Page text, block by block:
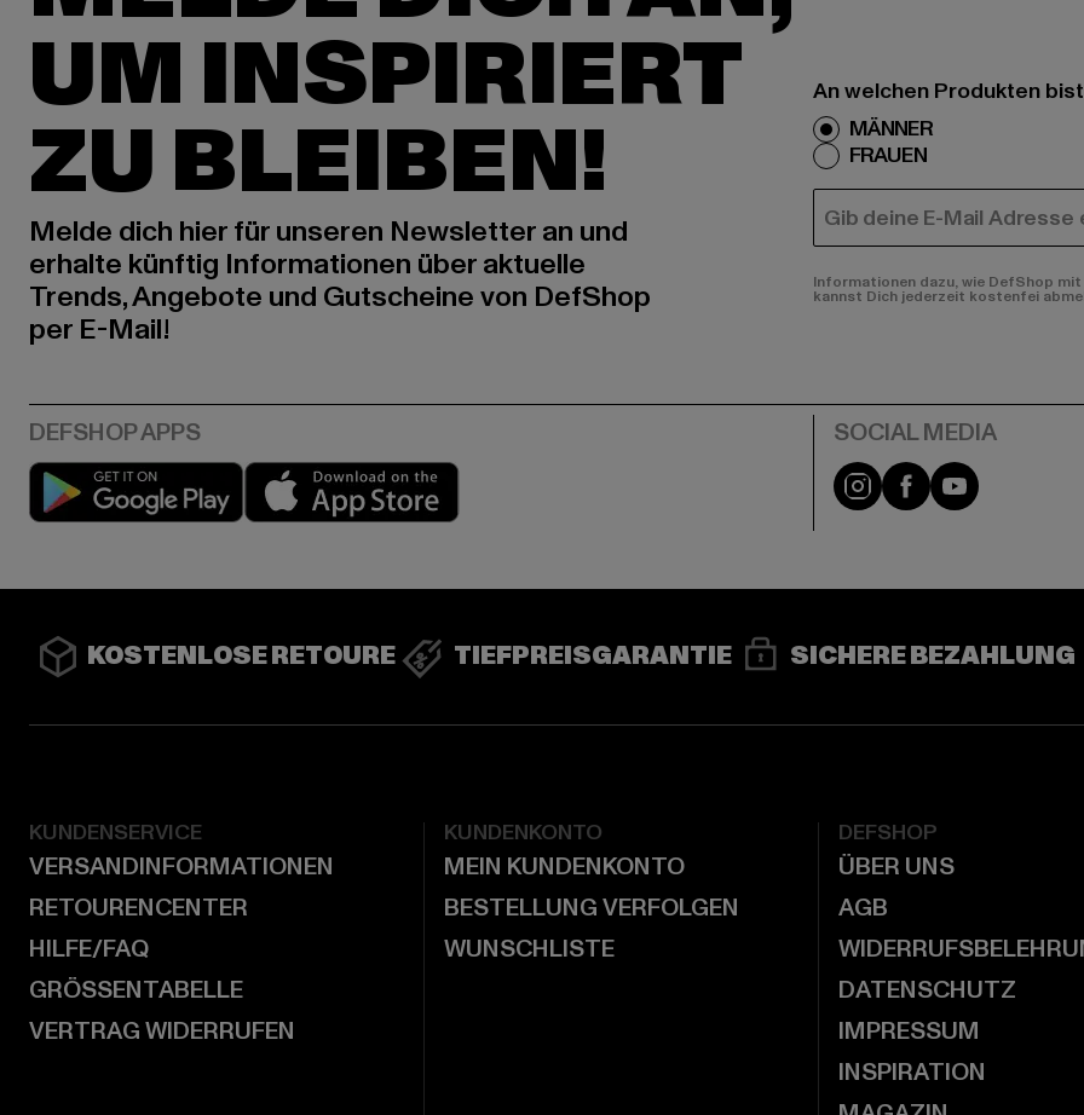
UM INSPIRIERT
ZU BLEIBEN!
Melde dich hier für unseren Newsletter an und
erhalte künftig Informationen über aktuelle
Trends, Angebote und Gutscheine von DefShop
per E-Mail!
An welchen Produkten
MÄNNER
FRAUEN
E-MAIL
Informationen dazu, wie DefShop
kannst Dich jederzeit kostenfei
Play market Instagram
FacebookYouTube
KOSTENLOSE RETOURE TIEFPREISGARANTIE SICHERE BEZAHLUNG
KUNDENSERVICE
VERSANDINFORMATIONEN
RETOURENCENTER
HILFE/FAQ
GRÖSSENTABELLE
VERTRAG WIDERRUFEN
KUNDENKONTO
MEIN KUNDENKONTO
BESTELLUNG VERFOLGEN
WUNSCHLISTE
DEFSHOP
ÜBER UNS
AGB
DATENSCHUTZ
IMPRESSUM
INSPIRATION